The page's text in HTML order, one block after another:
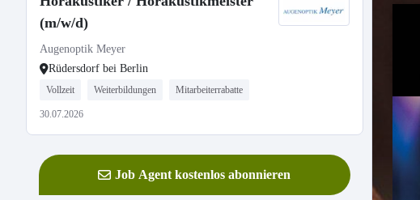
(m/w/d)
Augenoptik Meyer
Rüdersdorf bei Berlin
Vollzeit Weiterbildungen Mitarbeiterrabatte
30.07.2026
Job Agent kostenlos abonnieren